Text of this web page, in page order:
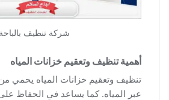
شركة تنظيف بالباحة
أهمية تنظيف وتعقيم خزانات المياه
تنظيف وتعقيم خزانات المياه يحمي
عبر المياه. كما يساعد في الحفاظ